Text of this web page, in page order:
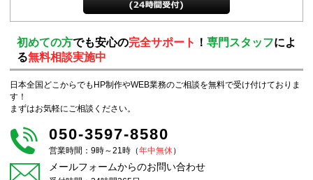
初めての方でも安心の完全サポート ！ 専門スタッフによ
る無料相談実施中
日本全国どこからでもHP制作やWEB業務のご相談を無料で受け付けておりま
す！
まずはお気軽にご相談ください。
050-3597-8580
営業時間：9時～21時（年中無休）
メールフォームからのお問い合わせ